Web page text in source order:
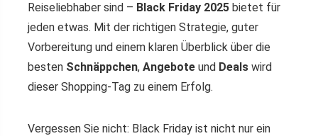
Reiseliebhaber sind – Black Friday 2025 bietet für
jeden etwas. Mit der richtigen Strategie, guter
Vorbereitung und einem klaren Überblick über die
besten Schnäppchen, Angebote und Deals wird
dieser Shopping-Tag zu einem Erfolg.
Vergessen Sie nicht: Black Friday ist nicht nur ein